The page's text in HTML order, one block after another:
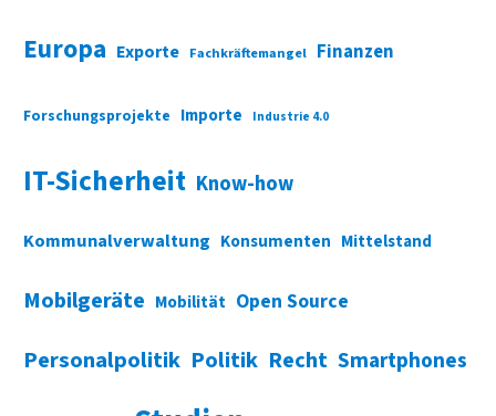
Europa Exporte Fachkräftemangel Finanzen
Forschungsprojekte Importe Industrie 4.0
IT-Sicherheit Know-how
Kommunalverwaltung Konsumenten Mittelstand
Mobilgeräte Mobilität Open Source
Personalpolitik Politik Recht Smartphones